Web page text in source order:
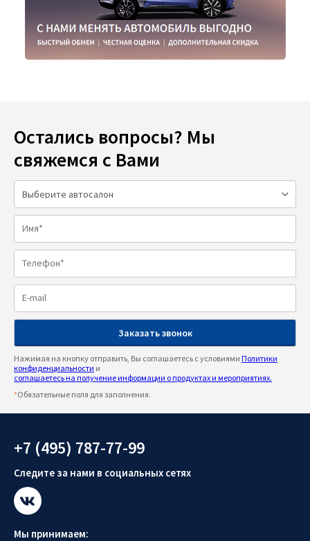
Остались вопросы? Мы
свяжемся с Вами
Нажимая на кнопку отправить, Вы соглашаетесь с условиями Политики
конфиденциальности и
соглашаетесь на получение информации о продуктах и мероприятиях.
*Обязательные поля для заполнения.
+7 (495) 787-77-99
Следите за нами в социальных сетях
Мы принимаем: